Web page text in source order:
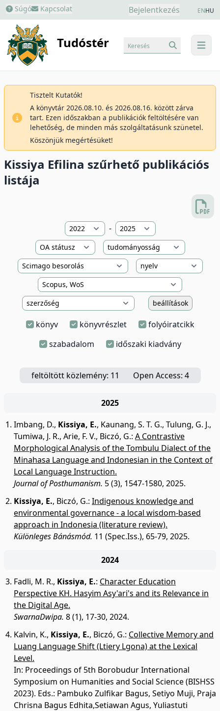
Súgó Kapcsolat Bejelentkezés ENHU
Tudóstér menu
Keresés
Tisztelt Kutatók!
A könyvtár 2026.08.10. és 2026.08.16. között zárva
tart. Ezen időszakban a publikációk feltöltésére van
lehetőség, de minden más szolgáltatásunk szünetel.
Köszönjük megértésüket!
Kissiya Efilina szűrhető publikációs
listája
-
beállítások
könyv könyvrészlet
folyóiratcikk
szabadalom
időszaki kiadvány
feltöltött közlemény: 11 Open Access: 4
2025
Imbang, D., Kissiya, E., Kaunang, S. T. G., Tulung, G. J.,
Tumiwa, J. R., Arie, F. V., Biczó, G.: A Contrastive
Morphological Analysis of the Tombulu Dialect of the
Minahasa Language and Indonesian in the Context of
Local Language Instruction.
Journal of Posthumanism. 5 (3), 1547-1580, 2025.
Kissiya, E., Biczó, G.: Indigenous knowledge and
environmental governance - a local wisdom-based
approach in Indonesia (literature review).
Különleges Bánásmód. 11 (Spec.Iss.), 65-79, 2025.
2024
Fadli, M. R., Kissiya, E.: Character Education
Perspective KH. Hasyim Asy'ari's and its Relevance in
the Digital Age.
SwarnaDwipa. 8 (1), 17-30, 2024.
Kalvin, K., Kissiya, E., Biczó, G.: Collective Memory and
Luang Language Shift (Ltiery Lgona) at the Lexical
Level.
In: Proceedings of 5th Borobudur International
Symposium on Humanities and Social Science (BISHSS
2023). Eds.: Pambuko Zulfikar Bagus, Setiyo Muji, Praja
Chrisna Bagus Edhita,Setiawan Agus, Yuliastuti